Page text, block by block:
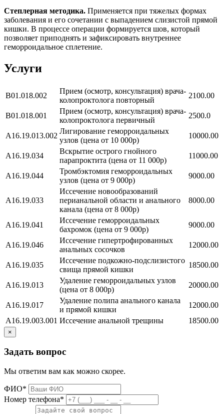
Степлерная методика. Применяется при тяжелых формах
заболевания и его сочетании с выпадением слизистой прямой
кишки. В процессе операции формируется шов, который
позволяет приподнять и зафиксировать внутреннее
геморроидальное сплетение.
Услуги
B01.018.002
Прием (осмотр, консультация) врача-
колопроктолога повторный
2100.00
B01.018.001
Прием (осмотр, консультация) врача-
колопроктолога первичный
2500.0
А16.19.013.002
Лигирование геморроидальных
узлов (цена от 10 000р)
10000.00
A16.19.034
Вскрытие острого гнойного
парапроктита (цена от 11 000р)
11000.00
A16.19.044
Тромбэктомия геморроидальных
узлов (цена от 9 000р)
9000.00
A16.19.033
Иссечение новообразований
перианальной области и анального
канала (цена от 8 000р)
8000.00
A16.19.041
Иссечение геморроидальных
бахромок (цена от 9 000р)
9000.00
A16.19.046
Иссечение гипертрофированных
анальных сосочков
12000.00
A16.19.035
Иссечение подкожно-подслизистого
свища прямой кишки
18500.00
А16.19.013
Удаление геморроидальных узлов
(цена от 8 000р)
20000.00
А16.19.017
Удаление полипа анального канала
и прямой кишки
12000.00
A16.19.003.001 Иссечение анальной трещины 18500.00
×
Задать вопрос
Мы ответим вам как можно скорее.
ФИО*
Номер телефона*